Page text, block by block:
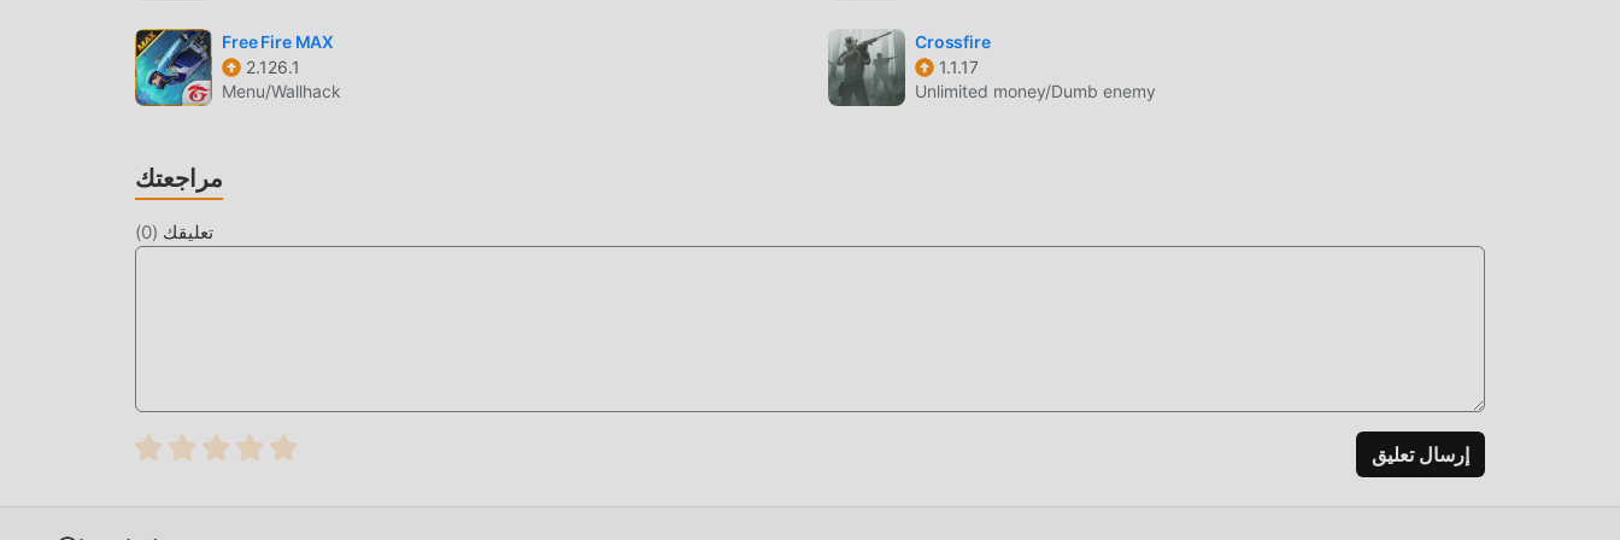
Free Fire MAX
2.126.1
Menu/Wallhack
Crossfire
1.1.17
Unlimited money/Dumb enemy
مراجعتك
تعليقك (
0
)
إرسال تعليق